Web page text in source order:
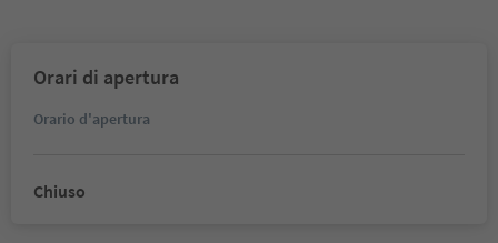
Orari di apertura
Orario d'apertura
Chiuso